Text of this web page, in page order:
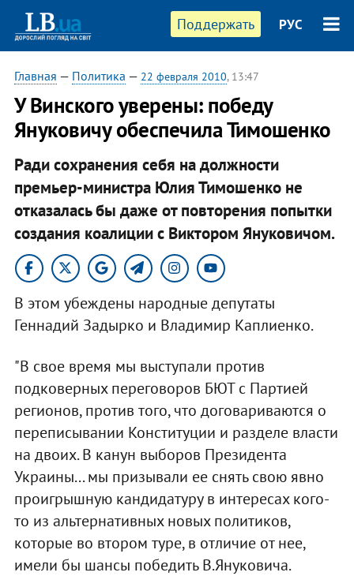
Поддержать РУС
Главная — Политика — 22 февраля 2010, 13:47
У Винского уверены: победу
Януковичу обеспечила Тимошенко
Ради сохранения себя на должности
премьер-министра Юлия Тимошенко не
отказалась бы даже от повторения попытки
создания коалиции с Виктором Януковичом.
В этом убеждены народные депутаты
Геннадий Задырко и Владимир Каплиенко.
"В свое время мы выступали против
подковерных переговоров БЮТ с Партией
регионов, против того, что договариваются о
переписывании Конституции и разделе власти
на двоих. В канун выборов Президента
Украины... мы призывали ее снять свою явно
проигрышную кандидатуру в интересах кого-
то из альтернативных новых политиков,
которые во втором туре, в отличие от нее,
имели бы шансы победить В.Януковича.